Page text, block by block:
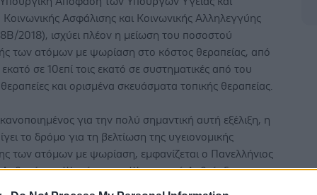
Κοινωνικής Ασφάλισης και Κοινωνικής Αλληλεγγύης
2018), ισχύει πλέον η μείωση του ποσοστού
των ατόμων με ψωρίαση στο κόστος θεραπείας, από
εκατό σε 10επί τοις εκατό σε συστηματικές από του
και ορισμένα σκευάσματα τοπικής θεραπείας.
ικανοποιημένος για την πολύ σημαντική αυτή εξέλιξη, η
το δρόμο για τη βελτίωση της υγειονομικής
των ατόμων με ψωρίαση, εμφανίζεται ο Πανελλήνιος
με Ψωρίαση και Ψωριασική Αρθρίτιδα